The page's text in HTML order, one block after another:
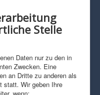
Stelle
Daten nur zu den in
Zwecken. Eine
an Dritte zu anderen als
statt. Wir geben Ihre
wenn: